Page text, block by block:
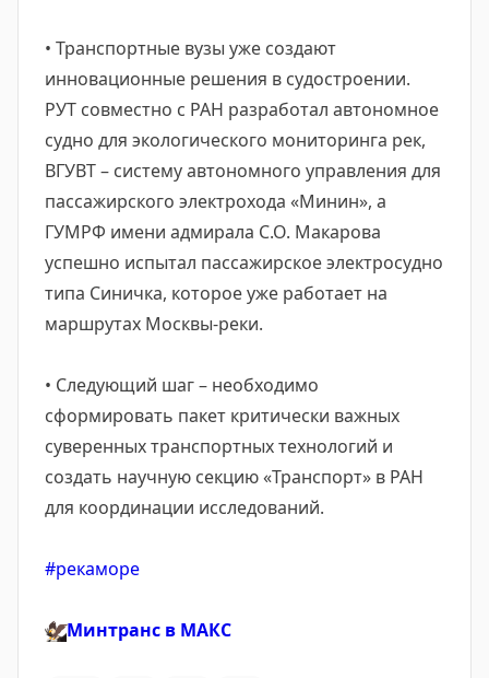
• Транспортные вузы уже создают
инновационные решения в судостроении.
РУТ совместно с РАН разработал автономное
судно для экологического мониторинга рек,
ВГУВТ – систему автономного управления для
пассажирского электрохода «Минин», а
ГУМРФ имени адмирала С.О. Макарова
успешно испытал пассажирское электросудно
типа Синичка, которое уже работает на
маршрутах Москвы-реки.
• Следующий шаг – необходимо
сформировать пакет критически важных
суверенных транспортных технологий и
создать научную секцию «Транспорт» в РАН
для координации исследований.
#рекаморе
🦅Минтранс в MАКС